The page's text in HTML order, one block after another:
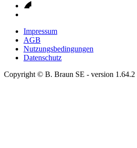
Impressum
AGB
Nutzungsbedingungen
Datenschutz
Copyright © B. Braun SE - version 1.64.2